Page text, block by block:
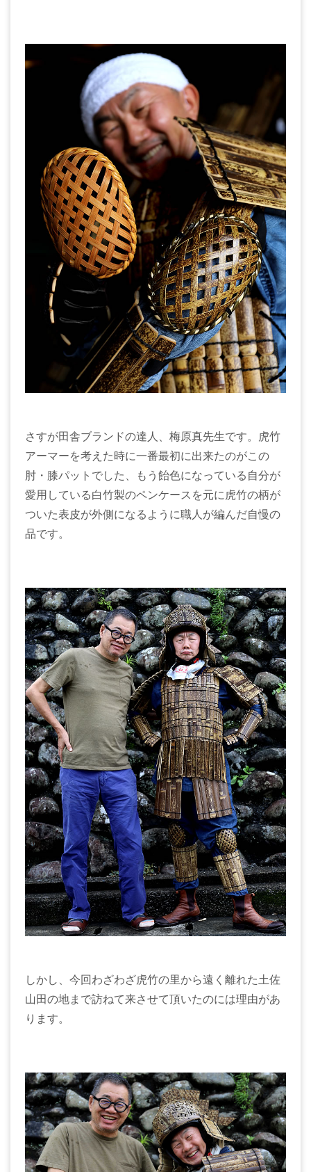
さすが田舎ブランドの達人、梅原真先生です。虎竹
アーマーを考えた時に一番最初に出来たのがこの
肘・膝パットでした、もう飴色になっている自分が
愛用している白竹製のペンケースを元に虎竹の柄が
ついた表皮が外側になるように職人が編んだ自慢の
品です。
しかし、今回わざわざ虎竹の里から遠く離れた土佐
山田の地まで訪ねて来させて頂いたのには理由があ
ります。